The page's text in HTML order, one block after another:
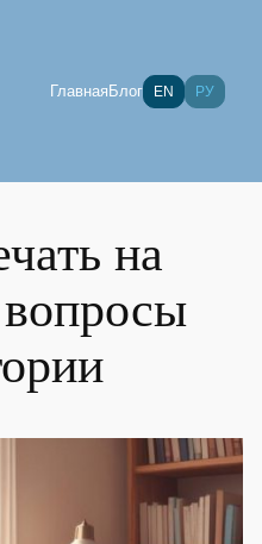
ГлавнаяБлог EN РУ
на